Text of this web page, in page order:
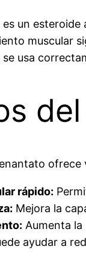
un
muscular
se usa
rápido:
Mejora la
Aumenta
ayudar a